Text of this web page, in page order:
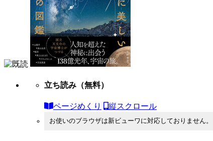
立ち読み （無料）
ページめくり 縦スクロール
お使いのブラウザは新ビューワに対応しておりません。